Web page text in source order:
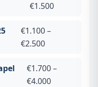
€1.500
€1.100 –
€2.500
€1.700 –
€4.000